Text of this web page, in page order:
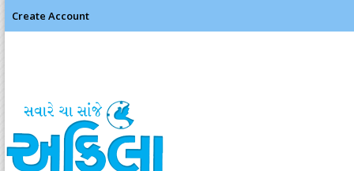
Create Account